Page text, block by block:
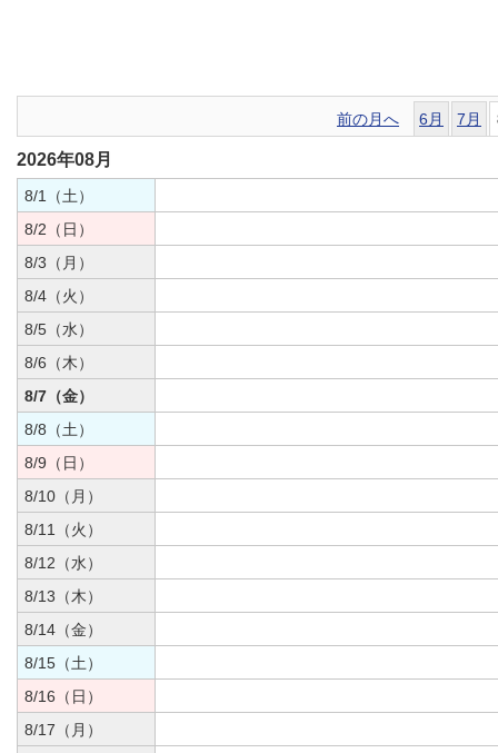
前の月へ 6月 7月
2026年08月
8/1（土）
8/2（日）
8/3（月）
8/4（火）
8/5（水）
8/6（木）
8/7（金）
8/8（土）
8/9（日）
8/10（月）
8/11（火）
8/12（水）
8/13（木）
8/14（金）
8/15（土）
8/16（日）
8/17（月）